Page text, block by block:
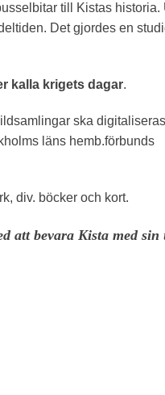
till Kistas historia.
Det gjordes en
kalla krigets dagar.
ska
läns hemb.förbunds
div. böcker och kort.
att bevara Kista med sin